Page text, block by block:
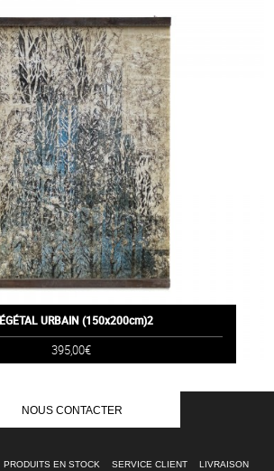
URBAIN (150x200cm)2
395,00€
NOUS CONTACTER
PRODUITS EN STOCK SERVICE CLIENT LIVRAISON